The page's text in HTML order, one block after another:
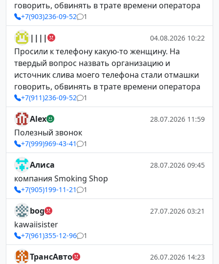
говорить, обвинять в трате времени оператора
+7(903)236-09-52 1
|||| 04.08.2026 10:22
Просили к телефону какую-то женщину. На
твердый вопрос назвать организацию и
источник слива моего телефона стали отмашки
говорить, обвинять в трате времени оператора
+7(911)236-09-52 1
Alex 28.07.2026 11:59
Полезный звонок
+7(999)969-43-41 1
Алиса 28.07.2026 09:45
компания Smoking Shop
+7(905)199-11-21 1
bog 27.07.2026 03:21
kawaiisister
+7(961)355-12-96 1
ТрансАвто 26.07.2026 14:23